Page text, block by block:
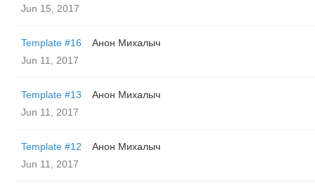
Jun 15, 2017
Template #16
Анон Михалыч
Jun 11, 2017
Template #13
Анон Михалыч
Jun 11, 2017
Template #12
Анон Михалыч
Jun 11, 2017